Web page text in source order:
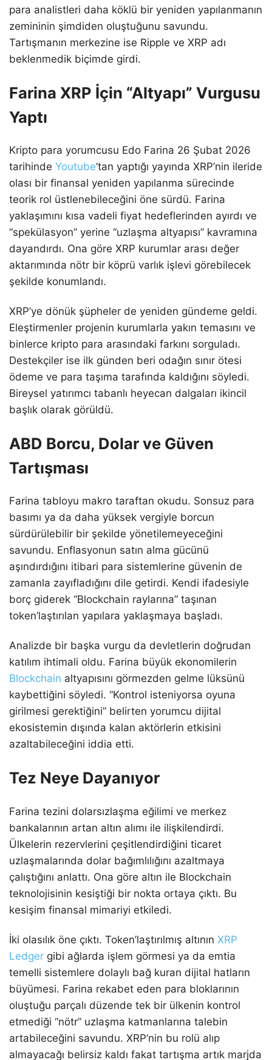
para analistleri daha köklü bir yeniden yapılanmanın
zemininin şimdiden oluştuğunu savundu.
Tartışmanın merkezine ise Ripple ve XRP adı
beklenmedik biçimde girdi.
Farina XRP İçin “Altyapı” Vurgusu
Yaptı
Kripto para yorumcusu Edo Farina 26 Şubat 2026
tarihinde Youtube‘tan yaptığı yayında XRP’nin ileride
olası bir finansal yeniden yapılanma sürecinde
teorik rol üstlenebileceğini öne sürdü. Farina
yaklaşımını kısa vadeli fiyat hedeflerinden ayırdı ve
“spekülasyon” yerine “uzlaşma altyapısı” kavramına
dayandırdı. Ona göre XRP kurumlar arası değer
aktarımında nötr bir köprü varlık işlevi görebilecek
şekilde konumlandı.
XRP’ye dönük şüpheler de yeniden gündeme geldi.
Eleştirmenler projenin kurumlarla yakın temasını ve
binlerce kripto para arasındaki farkını sorguladı.
Destekçiler ise ilk günden beri odağın sınır ötesi
ödeme ve para taşıma tarafında kaldığını söyledi.
Bireysel yatırımcı tabanlı heyecan dalgaları ikincil
başlık olarak görüldü.
ABD Borcu, Dolar ve Güven
Tartışması
Farina tabloyu makro taraftan okudu. Sonsuz para
basımı ya da daha yüksek vergiyle borcun
sürdürülebilir bir şekilde yönetilemeyeceğini
savundu. Enflasyonun satın alma gücünü
aşındırdığını itibari para sistemlerine güvenin de
zamanla zayıfladığını dile getirdi. Kendi ifadesiyle
borç giderek “Blockchain raylarına” taşınan
token’laştırılan yapılara yaklaşmaya başladı.
Analizde bir başka vurgu da devletlerin doğrudan
katılım ihtimali oldu. Farina büyük ekonomilerin
Blockchain altyapısını görmezden gelme lüksünü
kaybettiğini söyledi. “Kontrol isteniyorsa oyuna
girilmesi gerektiğini” belirten yorumcu dijital
ekosistemin dışında kalan aktörlerin etkisini
azaltabileceğini iddia etti.
Tez Neye Dayanıyor
Farina tezini dolarsızlaşma eğilimi ve merkez
bankalarının artan altın alımı ile ilişkilendirdi.
Ülkelerin rezervlerini çeşitlendirdiğini ticaret
uzlaşmalarında dolar bağımlılığını azaltmaya
çalıştığını anlattı. Ona göre altın ile Blockchain
teknolojisinin kesiştiği bir nokta ortaya çıktı. Bu
kesişim finansal mimariyi etkiledi.
İki olasılık öne çıktı. Token’laştırılmış altının XRP
Ledger gibi ağlarda işlem görmesi ya da emtia
temelli sistemlere dolaylı bağ kuran dijital hatların
büyümesi. Farina rekabet eden para bloklarının
oluştuğu parçalı düzende tek bir ülkenin kontrol
etmediği “nötr” uzlaşma katmanlarına talebin
artabileceğini savundu. XRP’nin bu rolü alıp
almayacağı belirsiz kaldı fakat tartışma artık marjda